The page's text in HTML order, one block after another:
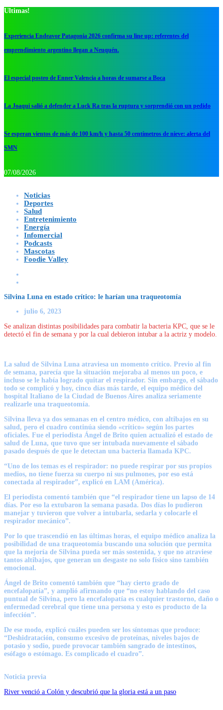
Ultimas!
Experiencia Endeavor Patagonia 2026 confirma su line up: referentes del
emprendimiento argentino llegan a Neuquén.
El especial posteo de Enner Valencia a horas de sumarse a Boca
La Joaqui salió a defender a Luck Ra tras la ruptura y sorprendió con un pedido
Se esperan vientos de más de 100 km/h y hasta 50 centímetros de nieve: alerta del
SMN
07/08/2026
Noticias
Deportes
Salud
Entretenimiento
Energía
Infomercial
Podcasts
Mascotas
Foodie Valley
Silvina Luna en estado crítico: le harían una traqueotomía
julio 6, 2023
Se analizan distintas posibilidades para combatir la bacteria KPC, que se le
detectó el fin de semana y por la cual debieron intubar a la actriz y modelo.
La salud de Silvina Luna atraviesa un momento crítico. Previo al fin
de semana, parecía que la situación mejoraba al menos un poco, e
incluso se le había logrado quitar el respirador. Sin embargo, el sábado
todo se complicó y hoy, cinco días más tarde, el equipo médico del
hospital Italiano de la Ciudad de Buenos Aires analiza seriamente
realizarle una traqueotomía.
Silvina lleva ya dos semanas en el centro médico, con altibajos en su
salud, pero el cuadro continúa siendo «crítico» según los partes
oficiales. Fue el periodista Ángel de Brito quien actualizó el estado de
salud de Luna, que tuvo que ser intubada nuevamente el sábado
pasado después de que le detectan una bacteria llamada KPC.
“Uno de los temas es el respirador: no puede respirar por sus propios
medios, no tiene fuerza su cuerpo ni sus pulmones, por eso está
conectada al respirador”, explicó en LAM (América).
El periodista comentó también que “el respirador tiene un lapso de 14
días. Por eso la extubaron la semana pasada. Dos días lo pudieron
manejar y tuvieron que volver a intubarla, sedarla y colocarle el
respirador mecánico”.
Por lo que trascendió en las últimas horas, el equipo médico analiza la
posibilidad de una traqueotomía buscando una solución que permita
que la mejoría de Silvina pueda ser más sostenida, y que no atraviese
tantos altibajos, que generan un desgaste no solo físico sino también
emocional.
Ángel de Brito comentó también que “hay cierto grado de
encefalopatía”, y amplió afirmando que “no estoy hablando del caso
puntual de Silvina, pero la encefalopatía es cualquier trastorno, daño o
enfermedad cerebral que tiene una persona y esto es producto de la
infección”.
De ese modo, explicó cuáles pueden ser los síntomas que produce:
“Deshidratación, consumo excesivo de proteínas, niveles bajos de
potasio y sodio, puede provocar también sangrado de intestinos,
esófago o estómago. Es complicado el cuadro”.
Noticia previa
River venció a Colón y descubrió que la gloria está a un paso